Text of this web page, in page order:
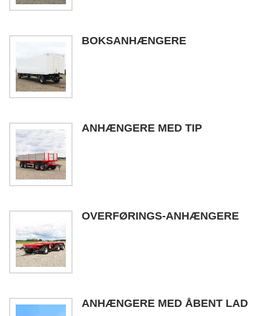
BOKSANHÆNGERE
ANHÆNGERE MED TIP
OVERFØRINGS-ANHÆNGERE
ANHÆNGERE MED ÅBENT LAD